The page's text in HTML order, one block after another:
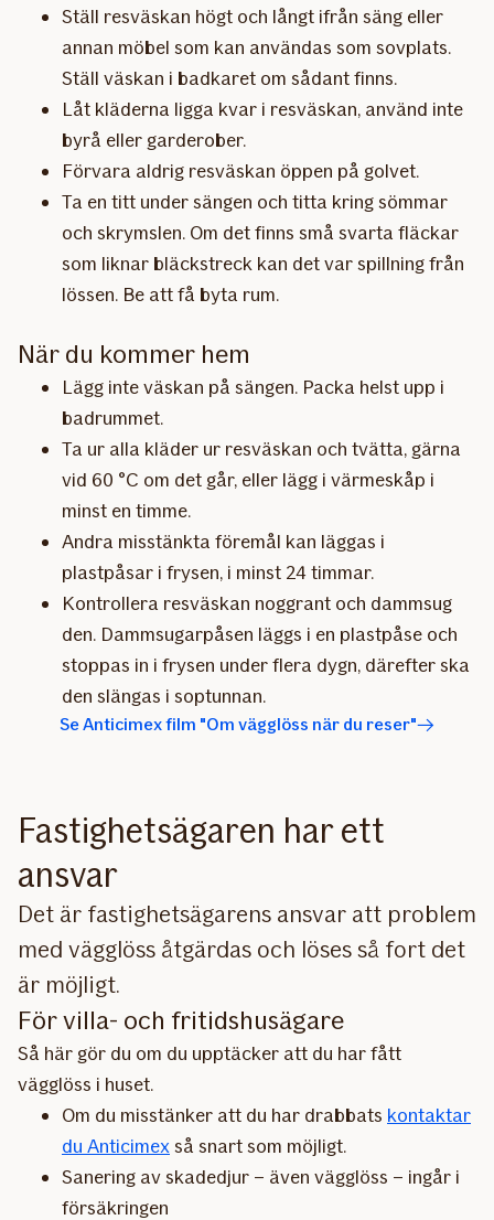
Ställ resväskan högt och långt ifrån säng eller
annan möbel som kan användas som sovplats.
Ställ väskan i badkaret om sådant finns.
Låt kläderna ligga kvar i resväskan, använd inte
byrå eller garderober.
Förvara aldrig resväskan öppen på golvet.
Ta en titt under sängen och titta kring sömmar
och skrymslen. Om det finns små svarta fläckar
som liknar bläckstreck kan det var spillning från
lössen. Be att få byta rum.
När du kommer hem
Lägg inte väskan på sängen. Packa helst upp i
badrummet.
Ta ur alla kläder ur resväskan och tvätta, gärna
vid 60 °C om det går, eller lägg i värmeskåp i
minst en timme.
Andra misstänkta föremål kan läggas i
plastpåsar i frysen, i minst 24 timmar.
Kontrollera resväskan noggrant och dammsug
den. Dammsugarpåsen läggs i en plastpåse och
stoppas in i frysen under flera dygn, därefter ska
den slängas i soptunnan.
Se Anticimex film "Om vägglöss när du reser"
Fastighetsägaren har ett
ansvar
Det är fastighetsägarens ansvar att problem
med vägglöss åtgärdas och löses så fort det
är möjligt.
För villa- och fritidshusägare
Så här gör du om du upptäcker att du har fått
vägglöss i huset.
Om du misstänker att du har drabbats kontaktar
du Anticimexså snart som möjligt.
Sanering av skadedjur – även vägglöss – ingår i
försäkringen